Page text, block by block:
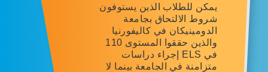
يمكن للطلاب الذين يستوفون
شروط الالتحاق بجامعة
الدومينيكان في كاليفورنيا
والذين حققوا المستوى 110
في ELS إجراء دراسات
متزامنة في الجامعة بينما لا